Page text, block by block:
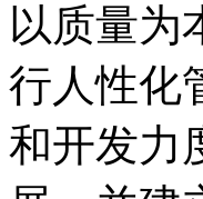
以质量为
行人性化
和开发力